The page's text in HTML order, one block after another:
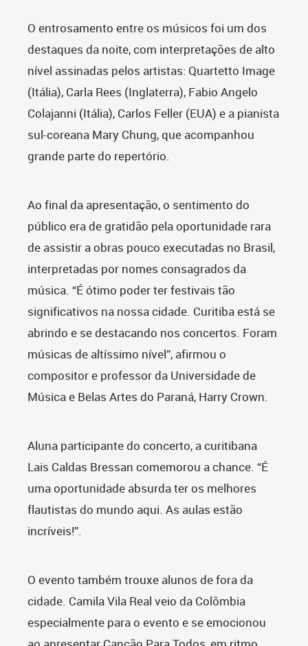
O entrosamento entre os músicos foi um dos
destaques da noite, com interpretações de alto
nível assinadas pelos artistas: Quartetto Image
(Itália), Carla Rees (Inglaterra), Fabio Angelo
Colajanni (Itália), Carlos Feller (EUA) e a pianista
sul-coreana Mary Chung, que acompanhou
grande parte do repertório.
Ao final da apresentação, o sentimento do
público era de gratidão pela oportunidade rara
de assistir a obras pouco executadas no Brasil,
interpretadas por nomes consagrados da
música. “É ótimo poder ter festivais tão
significativos na nossa cidade. Curitiba está se
abrindo e se destacando nos concertos. Foram
músicas de altíssimo nível”, afirmou o
compositor e professor da Universidade de
Música e Belas Artes do Paraná, Harry Crown.
Aluna participante do concerto, a curitibana
Lais Caldas Bressan comemorou a chance. “É
uma oportunidade absurda ter os melhores
flautistas do mundo aqui. As aulas estão
incríveis!”.
O evento também trouxe alunos de fora da
cidade. Camila Vila Real veio da Colômbia
especialmente para o evento e se emocionou